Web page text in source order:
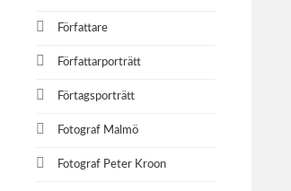
Författare
Författarporträtt
Förtagsporträtt
Fotograf Malmö
Fotograf Peter Kroon